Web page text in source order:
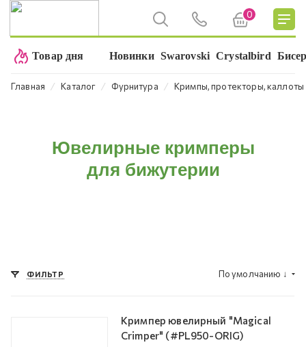
0
Товар дня Новинки Swarovski Crystalbird
Главная ⁄ Каталог ⁄ Фурнитура ⁄ Кримпы, протекторы, каллоты
Ювелирные кримперы
для бижутерии
ФИЛЬТР По умолчанию ↓
Кримпер ювелирный "Magical
Crimper" (#PL950-ORIG)